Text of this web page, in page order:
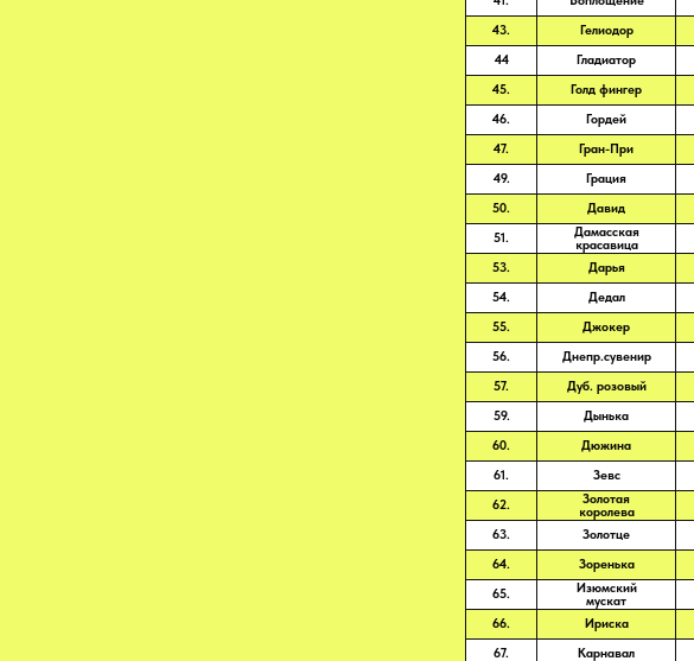
43.
Гелиодор
44
Гладиатор
45.
Голд фингер
46.
Гордей
47.
Гран-При
49.
Грация
50.
Давид
51.
Дамасская
красавица
53.
Дарья
54.
Дедал
55.
Джокер
56.
Днепр.сувенир
57.
Дуб. розовый
59.
Дынька
60.
Дюжина
61.
Зевс
62.
Золотая
королева
63.
Золотце
64.
Зоренька
65.
Изюмский
мускат
66.
Ириска
67.
Карнавал